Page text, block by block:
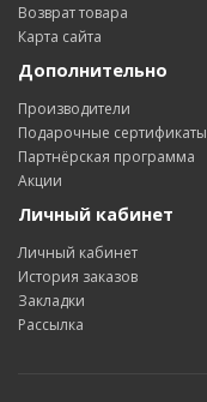
Возврат товара
Карта сайта
Дополнительно
Производители
Подарочные сертификаты
Партнёрская программа
Акции
Личный кабинет
Личный кабинет
История заказов
Закладки
Рассылка